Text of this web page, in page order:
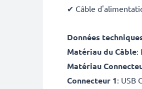
✔ Câble
Données
Matériau du Câble:
Matériau
Connecteur 1: USB